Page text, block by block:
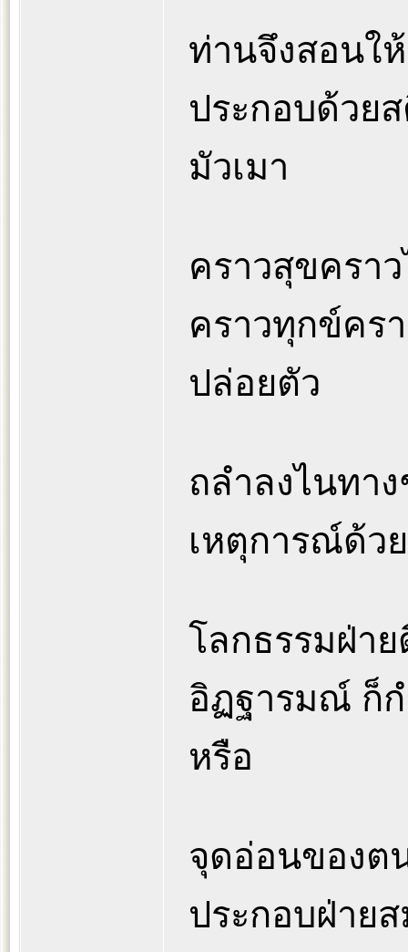
ท่านจึงสอนใ
ประกอบด้วย
มัวเมา
คราวสุขครา
คราวทุกข์คร
ปล่อยตัว
ถลำลงไนทา
เหตุการณ์ด้ว
โลกธรรมฝ่า
อิฏฐารมณ์ ก็
หรือ
จุดอ่อนของต
ประกอบฝ่าย